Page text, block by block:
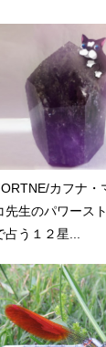
カフナ・
先生のパワース
占う１２星...